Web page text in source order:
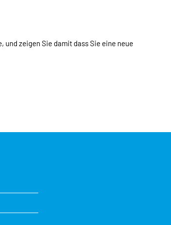
und zeigen Sie damit dass Sie eine neue